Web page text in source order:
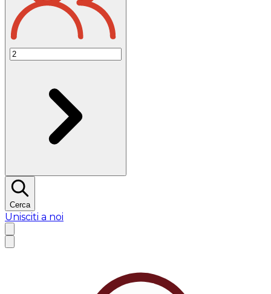
Cerca
Unisciti a noi